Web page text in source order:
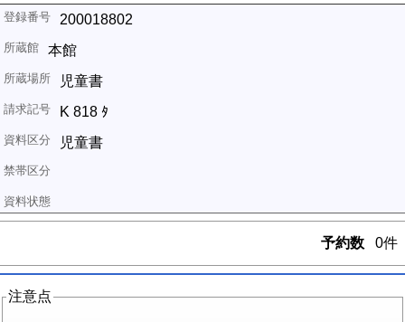
200018802
本館
児童書
K 818 ﾀ
児童書
予約数 0件
注意点